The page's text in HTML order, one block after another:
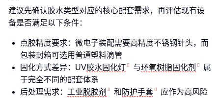
建议先确认胶水类型对应的核心配套需求，再评估现有设
备是否满足以下条件：
点胶精度要求：微电子装配需要高精度不锈钢针头，而
包装封箱可选用普通塑料滴管
固化方式差异：UV胶水固化灯 与环氧树脂固化剂
属
于完全不同的配套体系
后处理需求： 工业脱胶剂 和 防护手套
应作为高风险